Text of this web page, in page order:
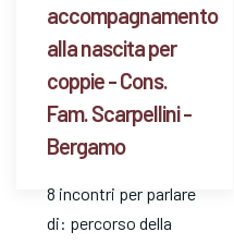
accompagnamento
alla nascita per
coppie - Cons.
Fam. Scarpellini -
Bergamo
8 incontri per parlare
di: percorso della